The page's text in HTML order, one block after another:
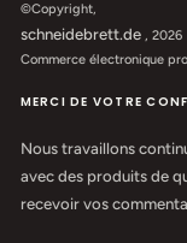
©Copyright,
schneidebrett.de, 2026
Commerce électronique
MERCI DE VOTRE
Nous travaillons
avec des produits de
recevoir vos